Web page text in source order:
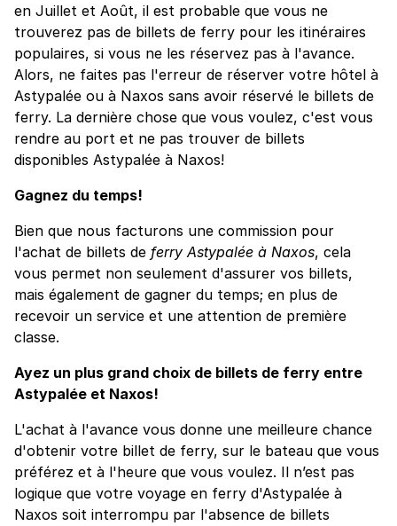
en Juillet et Août, il est probable que vous ne
trouverez pas de billets de ferry pour les itinéraires
populaires, si vous ne les réservez pas à l'avance.
Alors, ne faites pas l'erreur de réserver votre hôtel à
Astypalée ou à Naxos sans avoir réservé le billets de
ferry. La dernière chose que vous voulez, c'est vous
rendre au port et ne pas trouver de billets
disponibles Astypalée à Naxos!
Gagnez du temps!
Bien que nous facturons une commission pour
l'achat de billets de ferry Astypalée à Naxos, cela
vous permet non seulement d'assurer vos billets,
mais également de gagner du temps; en plus de
recevoir un service et une attention de première
classe.
Ayez un plus grand choix de billets de ferry entre
Astypalée et Naxos!
L'achat à l'avance vous donne une meilleure chance
d'obtenir votre billet de ferry, sur le bateau que vous
préférez et à l'heure que vous voulez. Il n’est pas
logique que votre voyage en ferry d'Astypalée à
Naxos soit interrompu par l'absence de billets